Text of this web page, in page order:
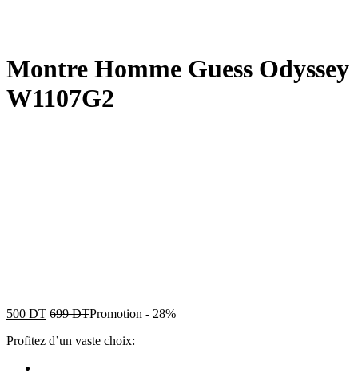
Montre Homme Guess Odyssey
W1107G2
500 DT 699DTPromotion - 28%
Profitez d’un vaste choix: